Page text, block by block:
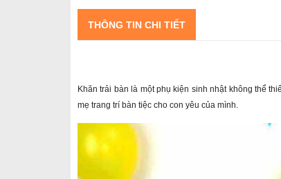
THÔNG TIN CHI TIẾT
Khăn trải bàn là một phụ kiện sinh nhật không thể
mẹ trang trí bàn tiệc cho con yêu của mình.